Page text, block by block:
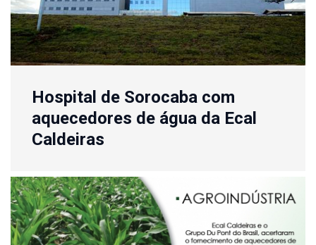
Hospital de Sorocaba com
aquecedores de água da Ecal
Caldeiras